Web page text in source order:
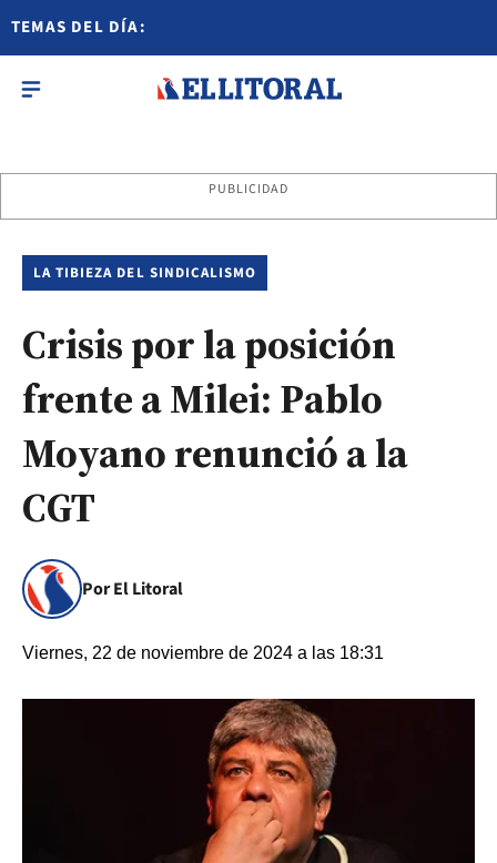
TEMAS DEL DÍA:
PUBLICIDAD
LA TIBIEZA DEL SINDICALISMO
Crisis por la posición
frente a Milei: Pablo
Moyano renunció a la
CGT
Por El Litoral
Viernes, 22 de noviembre de 2024 a las 18:31